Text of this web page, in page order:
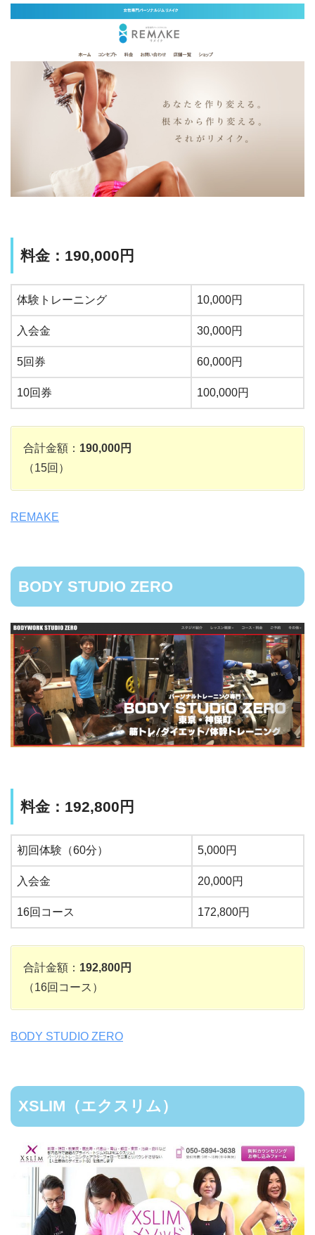
料金：190,000円
体験トレーニング 10,000円
入会金 30,000円
5回券 60,000円
10回券 100,000円
合計金額： 190,000円
（15回）
REMAKE
BODY STUDIO ZERO
料金：192,800円
初回体験（60分） 5,000円
入会金 20,000円
16回コース 172,800円
合計金額： 192,800円
（16回コース）
BODY STUDIO ZERO
XSLIM（エクスリム）